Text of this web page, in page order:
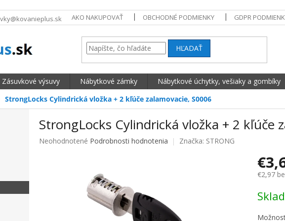
AKO NAKUPOVAŤ OBCHODNÉ PODMIENKY GDPR
HĽADAŤ
Zásuvkové výsuvy Nábytkové zámky Nábytkové úchytky, vešiaky a gombíky
StrongLocks Cylindrická vložka + 2 kľúče zalamovacie, S0006
StrongLocks Cylindrická vložka + 2 kľúče
Priemerné hodnotenie produktu je 0,0 z 5 hviezdičiek.
Neohodnotené Podrobnosti hodnotenia Značka: STRONG
€2,97